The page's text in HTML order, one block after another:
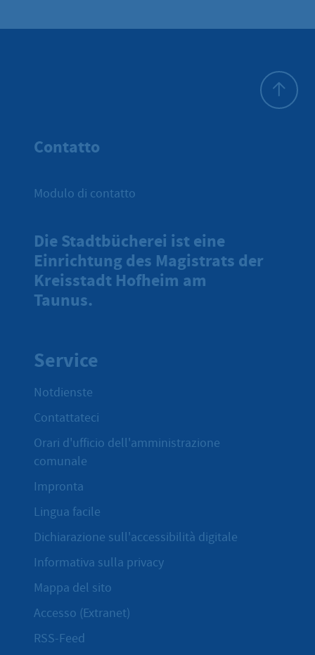
Contatto
Modulo di contatto
Die Stadtbücherei ist eine
Einrichtung des Magistrats der
Kreisstadt Hofheim am
Taunus.
Service
Notdienste
Contattateci
Orari d'ufficio dell'amministrazione
comunale
Impronta
Lingua facile
Dichiarazione sull'accessibilità digitale
Informativa sulla privacy
Mappa del sito
Accesso (Extranet)
RSS-Feed